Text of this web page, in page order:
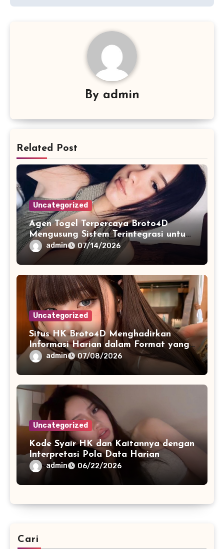
By admin
Related Post
Uncategorized
Agen Togel Terpercaya Broto4D
Mengusung Sistem Terintegrasi untuk
Aksesadmin 07/14/2026
Uncategorized
Situs HK Broto4D Menghadirkan
Informasi Harian dalam Format yang
Mudah Dipahami
admin 07/08/2026
Uncategorized
Kode Syair HK dan Kaitannya dengan
Interpretasi Pola Data Harian
admin 06/22/2026
Cari